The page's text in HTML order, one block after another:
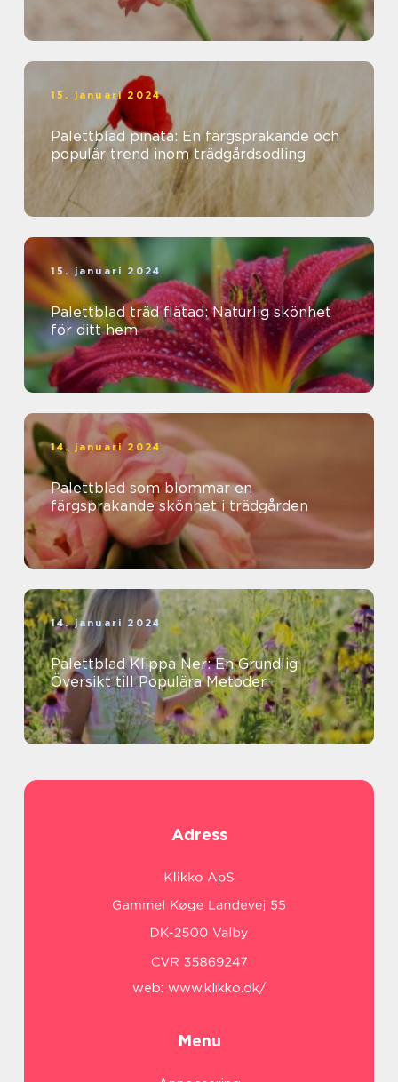
15. januari 2024
Palettblad pinata: En färgsprakande och
populär trend inom trädgårdsodling
15. januari 2024
Palettblad träd flätad: Naturlig skönhet
för ditt hem
14. januari 2024
Palettblad som blommar en
färgsprakande skönhet i trädgården
14. januari 2024
Palettblad Klippa Ner: En Grundlig
Översikt till Populära Metoder
Adress
web: www.klikko.dk/
Menu